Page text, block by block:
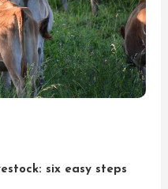
six easy steps